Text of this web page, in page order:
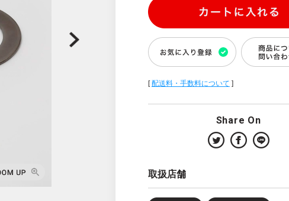
[配送料・手数料について ]
Share On
取扱店舗